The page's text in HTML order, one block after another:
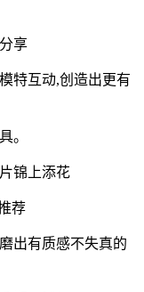
享
特互动,创造出更有
。
锦上添花
荐
出有质感不失真的